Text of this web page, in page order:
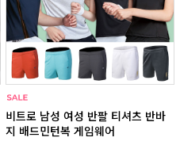
비트로 남성 여성 반팔 티셔츠 반바
지 배드민턴복 게임웨어